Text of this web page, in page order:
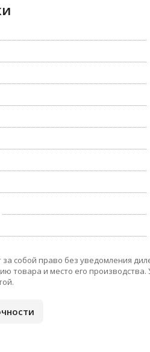
собой право без уведомления
товара и место его